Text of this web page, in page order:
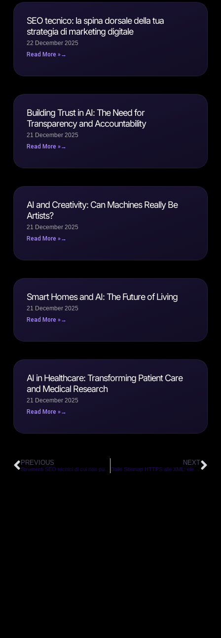
SEO tecnico: la spina dorsale della tua
strategia di marketing digitale
22 December 2025
Read More »
Building Trust in AI: The Need for
Transparency and Accountability
21 December 2025
Read More »
AI and Creativity: Can Machines Really Be
Artists?
21 December 2025
Read More »
Smart Homes and AI: The Future of Living
21 December 2025
Read More »
AI in Healthcare: Transforming Patient Care
and Medical Research
21 December 2025
Read More »
PREVIOUS
Strumenti SEO tecnici di cui non puoi fare a meno: migliora le prestazioni del tuo sito web
NEXT